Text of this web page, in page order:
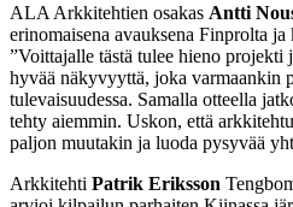
ALA Arkkitehtien osakas Antti
erinomaisena avauksena Finprolta
”Voittajalle tästä tulee hieno projekti
hyvää näkyvyyttä, joka varmaankin
tulevaisuudessa. Samalla otteella
tehty aiemmin. Uskon, että
paljon muutakin ja luoda pysyvää
Arkkitehti Patrik Eriksson